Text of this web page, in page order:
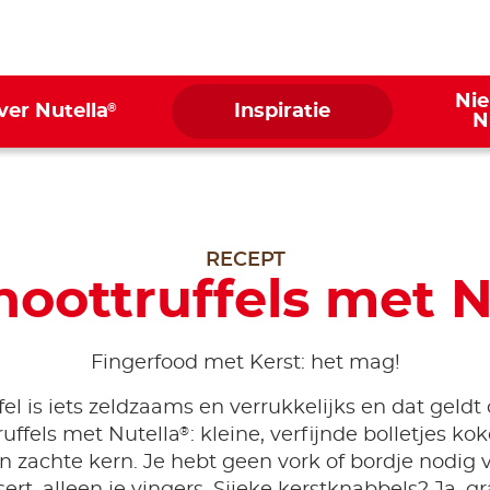
Nutella® Inspiratie
RECEPT
met
Fingerfood met Kerst: het mag!
is iets zeldzaams en verrukkelijks en dat geldt
met Nutella®: kleine, verfijnde bolletjes
zachte kern. Je hebt geen vork of bordje nodig